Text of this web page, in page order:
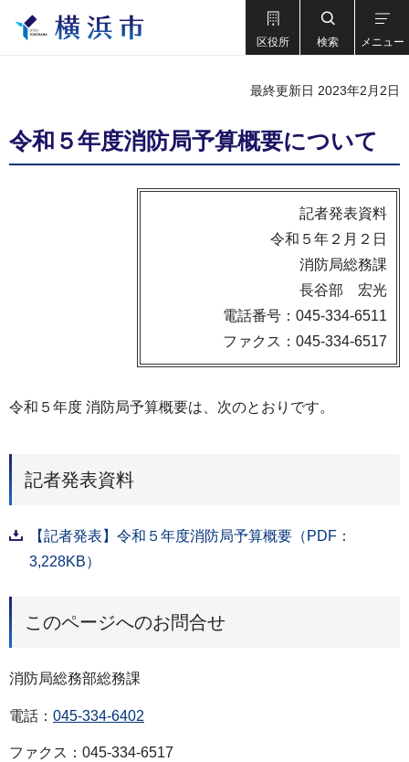
区役所 検索 メニュー
最終更新日 2023年2月2日
令和５年度消防局予算概要について
記者発表資料
令和５年２月２日
消防局総務課
長谷部 宏光
電話番号：045-334-6511
ファクス：045-334-6517
令和５年度 消防局予算概要は、次のとおりです。
記者発表資料
【記者発表】令和５年度消防局予算概要（PDF：
3,228KB）
このページへのお問合せ
消防局総務部総務課
電話： 045-334-6402
ファクス：045-334-6517